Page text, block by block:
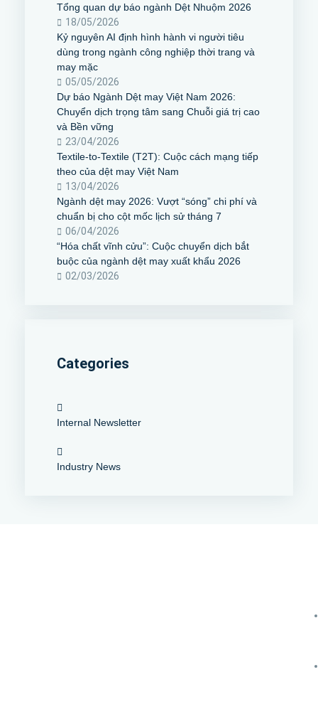
Tổng quan dự báo ngành Dệt Nhuộm 2026
18/05/2026
Kỷ nguyên AI định hình hành vi người tiêu
dùng trong ngành công nghiệp thời trang và
may mặc
05/05/2026
Dự báo Ngành Dệt may Việt Nam 2026:
Chuyển dịch trọng tâm sang Chuỗi giá trị cao
và Bền vững
23/04/2026
Textile-to-Textile (T2T): Cuộc cách mạng tiếp
theo của dệt may Việt Nam
13/04/2026
Ngành dệt may 2026: Vượt “sóng” chi phí và
chuẩn bị cho cột mốc lịch sử tháng 7
06/04/2026
“Hóa chất vĩnh cửu”: Cuộc chuyển dịch bắt
buộc của ngành dệt may xuất khẩu 2026
02/03/2026
Categories
Internal Newsletter
Industry News